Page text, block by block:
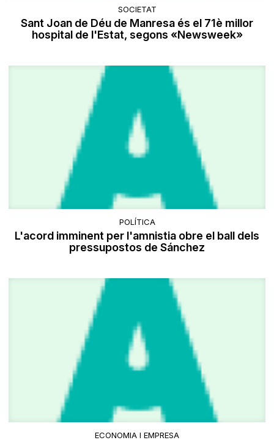
SOCIETAT
Sant Joan de Déu de Manresa és el 71è millor
hospital de l'Estat, segons «Newsweek»
POLÍTICA
L'acord imminent per l'amnistia obre el ball dels
pressupostos de Sánchez
ECONOMIA I EMPRESA